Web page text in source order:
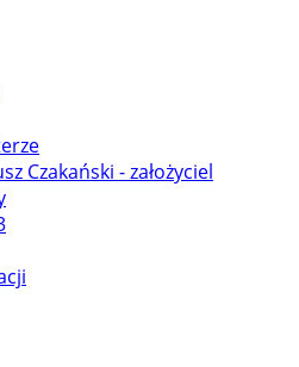
Czakański - założyciel